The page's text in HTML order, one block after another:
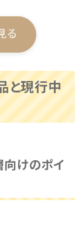
る
と現行中
向けのポイ